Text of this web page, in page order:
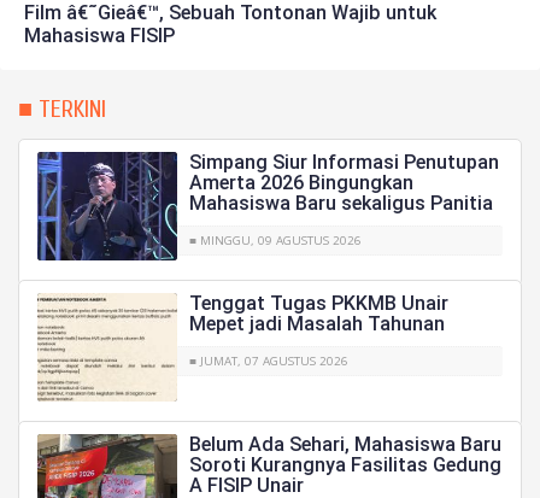
Film â€˜Gieâ€™, Sebuah Tontonan Wajib untuk
Mahasiswa FISIP
■ TERKINI
Simpang Siur Informasi Penutupan
Amerta 2026 Bingungkan
Mahasiswa Baru sekaligus Panitia
■ MINGGU, 09 AGUSTUS 2026
Tenggat Tugas PKKMB Unair
Mepet jadi Masalah Tahunan
■ JUMAT, 07 AGUSTUS 2026
Belum Ada Sehari, Mahasiswa Baru
Soroti Kurangnya Fasilitas Gedung
A FISIP Unair